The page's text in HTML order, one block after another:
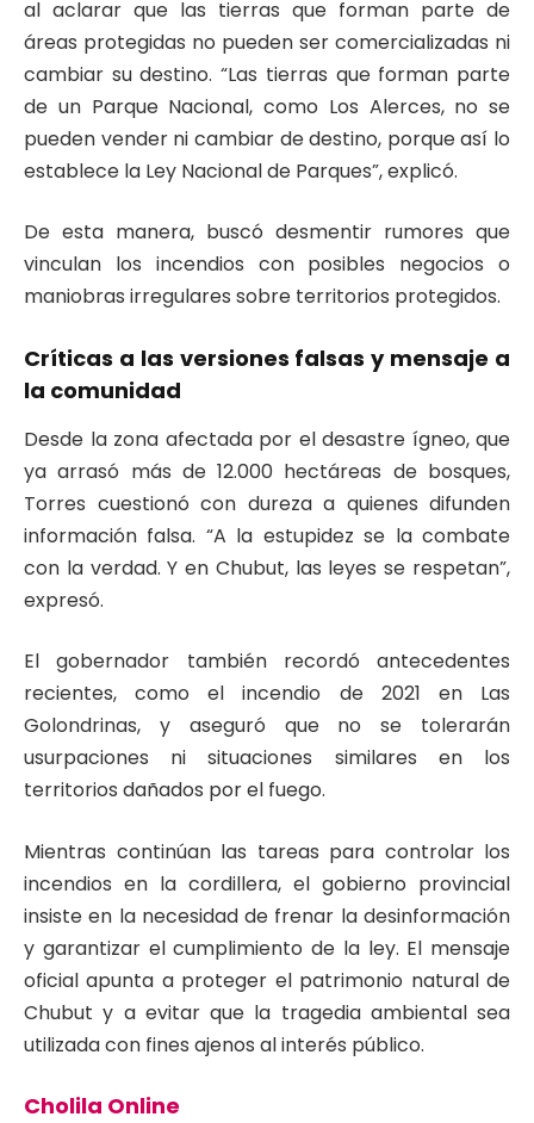
al aclarar que las tierras que forman parte de
áreas protegidas no pueden ser comercializadas ni
cambiar su destino. “Las tierras que forman parte
de un Parque Nacional, como Los Alerces, no se
pueden vender ni cambiar de destino, porque así lo
establece la Ley Nacional de Parques”, explicó.
De esta manera, buscó desmentir rumores que
vinculan los incendios con posibles negocios o
maniobras irregulares sobre territorios protegidos.
Críticas a las versiones falsas y mensaje a
la comunidad
Desde la zona afectada por el desastre ígneo, que
ya arrasó más de 12.000 hectáreas de bosques,
Torres cuestionó con dureza a quienes difunden
información falsa. “A la estupidez se la combate
con la verdad. Y en Chubut, las leyes se respetan”,
expresó.
El gobernador también recordó antecedentes
recientes, como el incendio de 2021 en Las
Golondrinas, y aseguró que no se tolerarán
usurpaciones ni situaciones similares en los
territorios dañados por el fuego.
Mientras continúan las tareas para controlar los
incendios en la cordillera, el gobierno provincial
insiste en la necesidad de frenar la desinformación
y garantizar el cumplimiento de la ley. El mensaje
oficial apunta a proteger el patrimonio natural de
Chubut y a evitar que la tragedia ambiental sea
utilizada con fines ajenos al interés público.
Cholila Online